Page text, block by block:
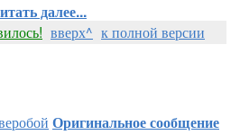
далее...
вверх^ к полной версии
Оригинальное сообщение